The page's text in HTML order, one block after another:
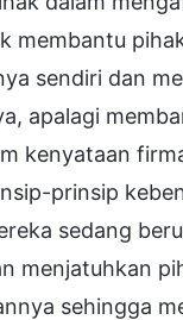
membantu
sendiri dan
apalagi
kenyataan
prinsip
sedang
menjatuhkan
sehingga